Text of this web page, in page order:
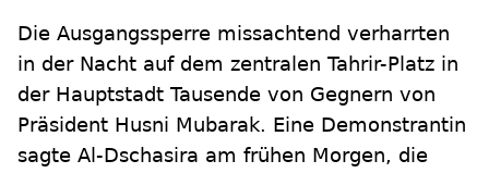
Die Ausgangssperre missachtend verharrten
in der Nacht auf dem zentralen Tahrir-Platz in
der Hauptstadt Tausende von Gegnern von
Präsident Husni Mubarak. Eine Demonstrantin
sagte Al-Dschasira am frühen Morgen, die